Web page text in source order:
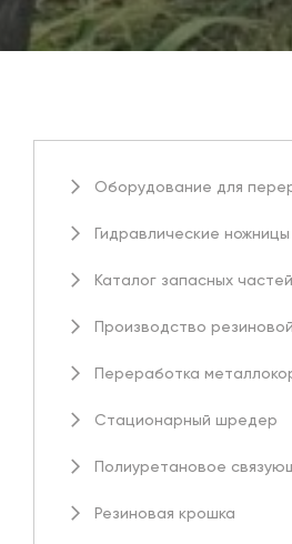
Оборудование для
Гидравлические ножницы
Каталог запасных частей
Производство
Переработка
Стационарный шредер
Полиуретановое
Резиновая крошка